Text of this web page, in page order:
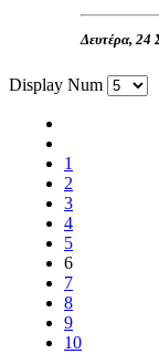
Δευτέρα, 24
Display Num
1
2
3
4
5
6
7
8
9
10